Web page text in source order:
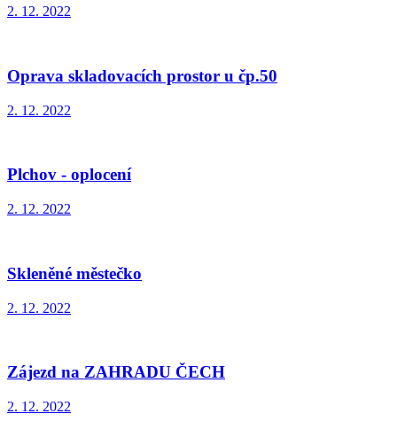
2. 12. 2022
Oprava skladovacích prostor u čp.50
2. 12. 2022
Plchov - oplocení
2. 12. 2022
Skleněné městečko
2. 12. 2022
Zájezd na ZAHRADU ČECH
2. 12. 2022